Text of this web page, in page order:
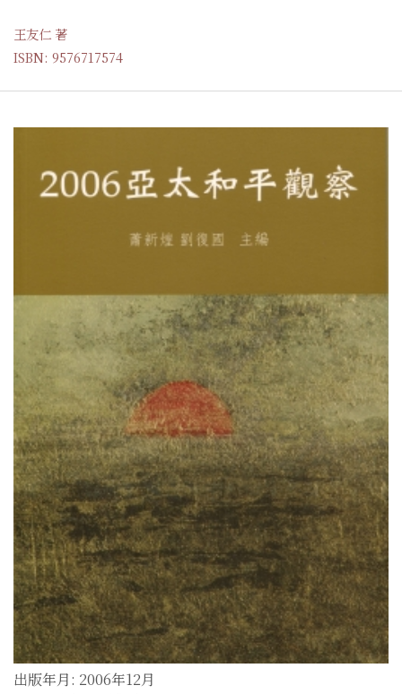
王友仁 著
ISBN: 9576717574
出版年月: 2006年12月